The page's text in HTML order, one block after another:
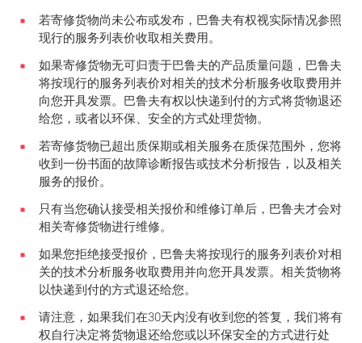
若寄修货物尚未公布或发布，巴鲁夫有权视实际情况参照
现行的服务列表价收取相关费用。
如果寄修货物无可归责于巴鲁夫的产品质量问题，巴鲁夫
将按现行的服务列表价对相关的技术分析服务收取费用并
向您开具发票。巴鲁夫有权以快递到付的方式将货物退还
给您，或者以环保、安全的方式处理货物。
若寄修货物已超出质保期或相关服务在质保范围外，您将
收到一份书面的故障诊断报告或技术分析报告，以及相关
服务的报价。
只有当您确认接受相关报价和维修订单后，巴鲁夫才会对
相关寄修货物进行维修。
如果您拒绝接受报价，巴鲁夫将按现行的服务列表价对相
关的技术分析服务收取费用并向您开具发票。相关货物将
以快递到付的方式退还给您。
请注意，如果我们在30天内没有收到您的答复，我们将有
权自行决定将货物退还给您或以环保安全的方式进行处